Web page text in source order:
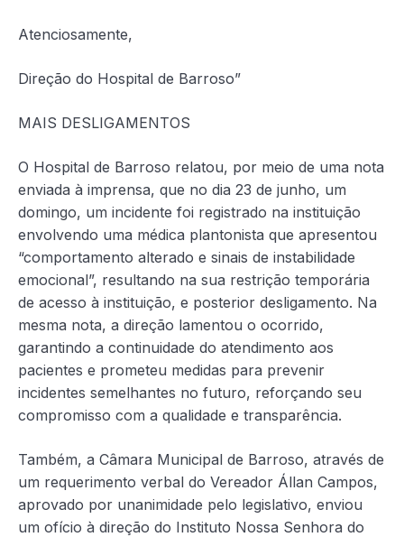
Atenciosamente,
Direção do Hospital de Barroso”
MAIS DESLIGAMENTOS
O Hospital de Barroso relatou, por meio de uma nota
enviada à imprensa, que no dia 23 de junho, um
domingo, um incidente foi registrado na instituição
envolvendo uma médica plantonista que apresentou
“comportamento alterado e sinais de instabilidade
emocional”, resultando na sua restrição temporária
de acesso à instituição, e posterior desligamento. Na
mesma nota, a direção lamentou o ocorrido,
garantindo a continuidade do atendimento aos
pacientes e prometeu medidas para prevenir
incidentes semelhantes no futuro, reforçando seu
compromisso com a qualidade e transparência.
Também, a Câmara Municipal de Barroso, através de
um requerimento verbal do Vereador Állan Campos,
aprovado por unanimidade pelo legislativo, enviou
um ofício à direção do Instituto Nossa Senhora do